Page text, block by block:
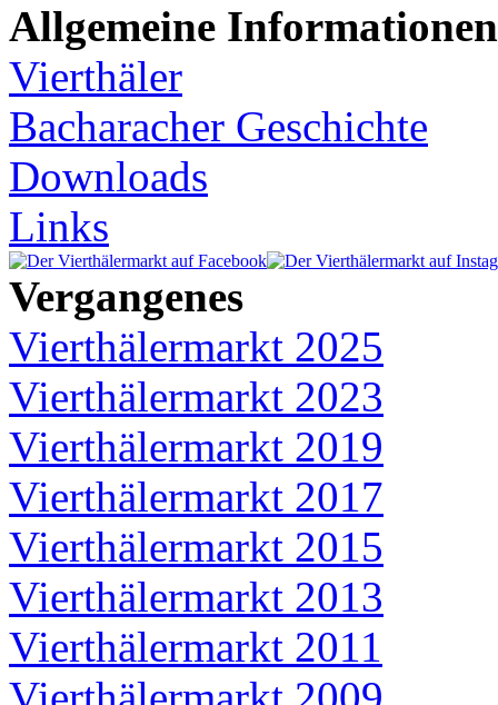
Allgemeine Informationen
Vierthäler
Bacharacher Geschichte
Downloads
Links
Vergangenes
Vierthälermarkt 2025
Vierthälermarkt 2023
Vierthälermarkt 2019
Vierthälermarkt 2017
Vierthälermarkt 2015
Vierthälermarkt 2013
Vierthälermarkt 2011